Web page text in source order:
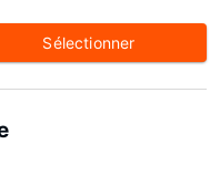
Sélectionner